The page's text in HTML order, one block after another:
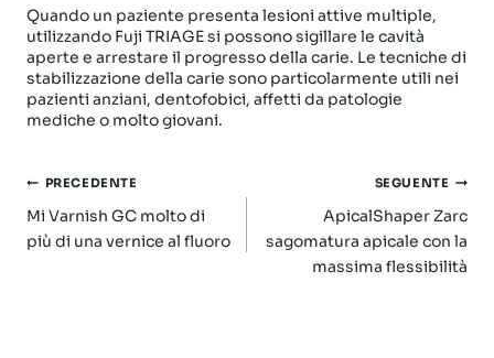
Quando un paziente presenta lesioni attive multiple,
utilizzando Fuji TRIAGE si possono sigillare le cavità
aperte e arrestare il progresso della carie. Le tecniche di
stabilizzazione della carie sono particolarmente utili nei
pazienti anziani, dentofobici, affetti da patologie
mediche o molto giovani.
Navigazione
articoli
PRECEDENTE
Mi Varnish GC molto di
più di una vernice al fluoro
SEGUENTE
ApicalShaper Zarc
sagomatura apicale con la
massima flessibilità